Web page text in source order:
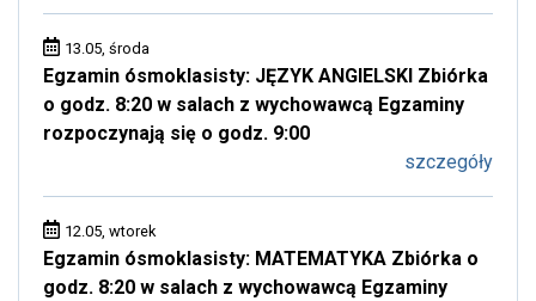
13.05, środa
Egzamin ósmoklasisty: JĘZYK ANGIELSKI Zbiórka
o godz. 8:20 w salach z wychowawcą Egzaminy
rozpoczynają się o godz. 9:00
szczegóły
12.05, wtorek
Egzamin ósmoklasisty: MATEMATYKA Zbiórka o
godz. 8:20 w salach z wychowawcą Egzaminy